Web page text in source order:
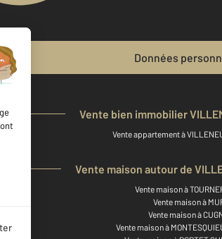
Données
Vente bien immobilier
Vente appartement à
Vente maison autour de
Vente maison à
Vente maison à
Vente maison à
Vente maison à